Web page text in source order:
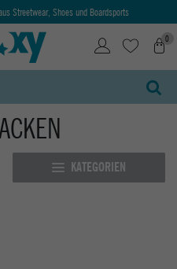
Streetwear, Shoes und Boardsports
0
KATEGORIEN